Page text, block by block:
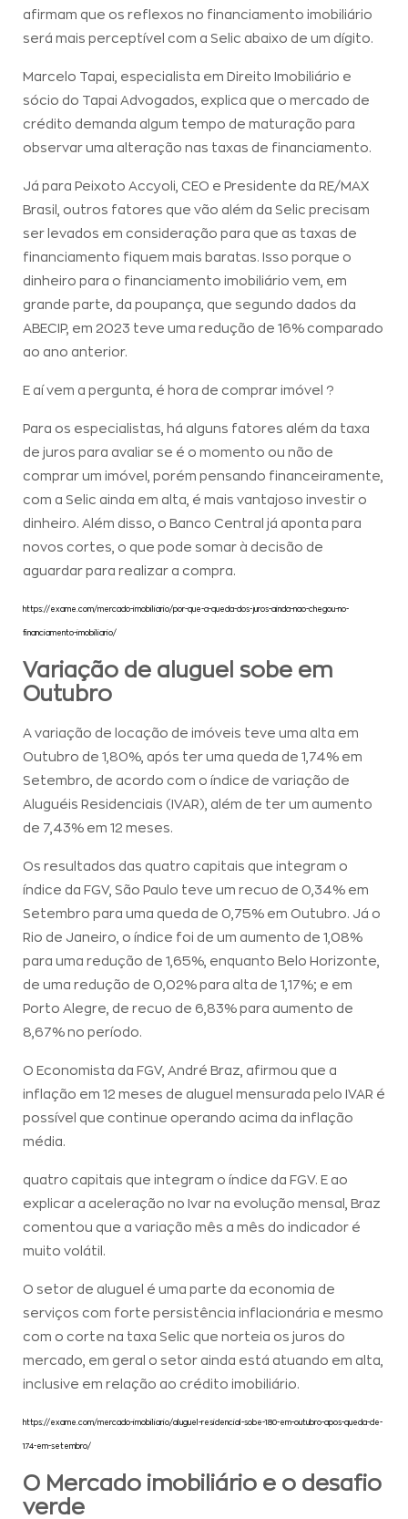
afirmam que os reflexos no financiamento imobiliário
será mais perceptível com a Selic abaixo de um dígito.
Marcelo Tapai, especialista em Direito Imobiliário e
sócio do Tapai Advogados, explica que o mercado de
crédito demanda algum tempo de maturação para
observar uma alteração nas taxas de financiamento.
Já para Peixoto Accyoli, CEO e Presidente da RE/MAX
Brasil, outros fatores que vão além da Selic precisam
ser levados em consideração para que as taxas de
financiamento fiquem mais baratas. Isso porque o
dinheiro para o financiamento imobiliário vem, em
grande parte, da poupança, que segundo dados da
ABECIP, em 2023 teve uma redução de 16% comparado
ao ano anterior.
E aí vem a pergunta, é hora de comprar imóvel ?
Para os especialistas, há alguns fatores além da taxa
de juros para avaliar se é o momento ou não de
comprar um imóvel, porém pensando financeiramente,
com a Selic ainda em alta, é mais vantajoso investir o
dinheiro. Além disso, o Banco Central já aponta para
novos cortes, o que pode somar à decisão de
aguardar para realizar a compra.
https://exame.com/mercado-imobiliario/por-que-a-queda-dos-juros-ainda-nao-chegou-no-
financiamento-imobiliario/
Variação de aluguel sobe em
Outubro
A variação de locação de imóveis teve uma alta em
Outubro de 1,80%, após ter uma queda de 1,74% em
Setembro, de acordo com o índice de variação de
Aluguéis Residenciais (IVAR), além de ter um aumento
de 7,43% em 12 meses.
Os resultados das quatro capitais que integram o
índice da FGV, São Paulo teve um recuo de 0,34% em
Setembro para uma queda de 0,75% em Outubro. Já o
Rio de Janeiro, o índice foi de um aumento de 1,08%
para uma redução de 1,65%, enquanto Belo Horizonte,
de uma redução de 0,02% para alta de 1,17%; e em
Porto Alegre, de recuo de 6,83% para aumento de
8,67% no período.
O Economista da FGV, André Braz, afirmou que a
inflação em 12 meses de aluguel mensurada pelo IVAR é
possível que continue operando acima da inflação
média.
quatro capitais que integram o índice da FGV. E ao
explicar a aceleração no Ivar na evolução mensal, Braz
comentou que a variação mês a mês do indicador é
muito volátil.
O setor de aluguel é uma parte da economia de
serviços com forte persistência inflacionária e mesmo
com o corte na taxa Selic que norteia os juros do
mercado, em geral o setor ainda está atuando em alta,
inclusive em relação ao crédito imobiliário.
https://exame.com/mercado-imobiliario/aluguel-residencial-sobe-180-em-outubro-apos-queda-de-
174-em-setembro/
O Mercado imobiliário e o desafio
verde